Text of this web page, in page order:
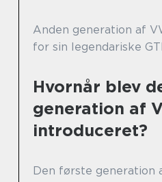
Anden generation af
for sin legendariske
Hvornår blev
generation af
introduceret?
Den første generation